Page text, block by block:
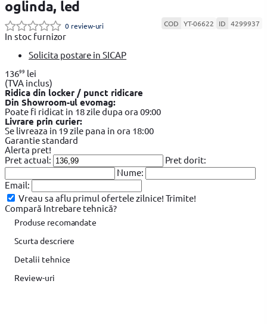
oglinda, led
0 review-uri COD YT-06622 ID 4299937
In stoc furnizor
Solicita postare in SICAP
13699 lei
(TVA inclus)
Ridica din locker / punct ridicare
Din Showroom-ul evomag:
Poate fi ridicat in 18 zile dupa ora 09:00
Livrare prin curier:
Se livreaza in 19 zile pana in ora 18:00
Garantie standard
Alerta pret!
Pret actual:
Pret dorit:
Nume:
Email:
Vreau sa aflu primul ofertele zilnice! Trimite!
Compară Intrebare tehnică?
Produse recomandate
Scurta descriere
Detalii tehnice
Review-uri